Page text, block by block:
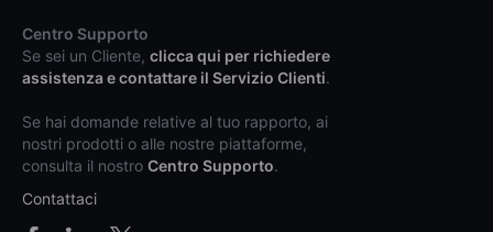
Centro Supporto
Se sei un Cliente, clicca qui per richiedere
assistenza e contattare il Servizio Clienti.
Se hai domande relative al tuo rapporto, ai
nostri prodotti o alle nostre piattaforme,
consulta il nostro Centro Supporto.
Contattaci